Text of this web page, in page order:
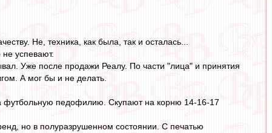
Не, техника, как была, так и осталась...
успевают.
Уже после продажи Реалу. По части "лица" и принятия
А мог бы и не делать.
футбольную педофилию. Скупают на корню 14-16-17
но в полуразрушенном состоянии. С печатью